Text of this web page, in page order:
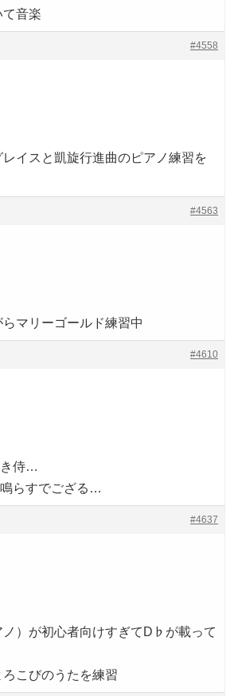
音楽
#4558
イスと凱旋行進曲のピアノ練習を
#4563
マリーゴールド練習中
#4610
侍…
らすでござる…
#4637
ノ）が初心者向けすぎてD♭が載って
こびのうたを練習